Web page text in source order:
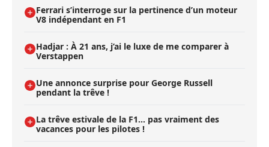
Ferrari s’interroge sur la pertinence d’un moteur
V8 indépendant en F1
Hadjar : À 21 ans, j’ai le luxe de me comparer à
Verstappen
Une annonce surprise pour George Russell
pendant la trêve !
La trêve estivale de la F1... pas vraiment des
vacances pour les pilotes !